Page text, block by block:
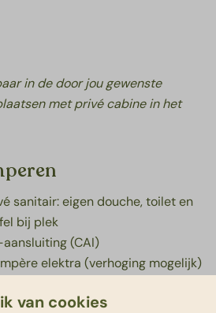
in de door jou gewenste
met privé cabine in het
sanitair: eigen douche, toilet en
bij plek
(CAI)
elektra (verhoging mogelijk)
van cookies